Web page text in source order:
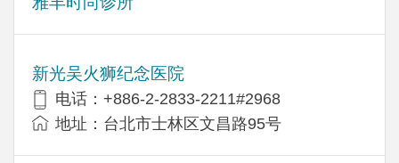
新光吴火狮纪念医院
电话：+886-2-2833-2211#2968
地址：台北市士林区文昌路95号